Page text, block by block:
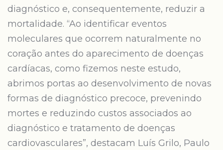
diagnóstico e, consequentemente, reduzir a
mortalidade. “Ao identificar eventos
moleculares que ocorrem naturalmente no
coração antes do aparecimento de doenças
cardíacas, como fizemos neste estudo,
abrimos portas ao desenvolvimento de novas
formas de diagnóstico precoce, prevenindo
mortes e reduzindo custos associados ao
diagnóstico e tratamento de doenças
cardiovasculares”, destacam Luís Grilo, Paulo